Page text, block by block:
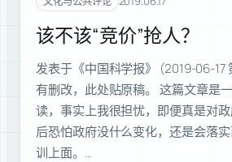
该不该“竞价”抢人？
发表于《中国科学报》 (2019-06-17
有删改，此处贴原稿。 这篇文章是
读，事实上我很担忧，即便真是对
后恐怕政府没什么变化，还是会落
训上面。…